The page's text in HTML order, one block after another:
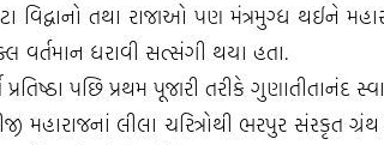
વિદ્વાનો તથા રાજાઓ પણ મંત્રમુગ્ધ થઈને
વર્તમાન ધરાવી સત્સંગી થયા હતા.
પછિ પ્રથમ પૂજારી તરીકે ગુણાતીતાનંદ
મહારાજનાં લીલા ચરિત્રોથી ભરપુર સંસ્કૃત